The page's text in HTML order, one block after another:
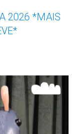
2026 *MAIS